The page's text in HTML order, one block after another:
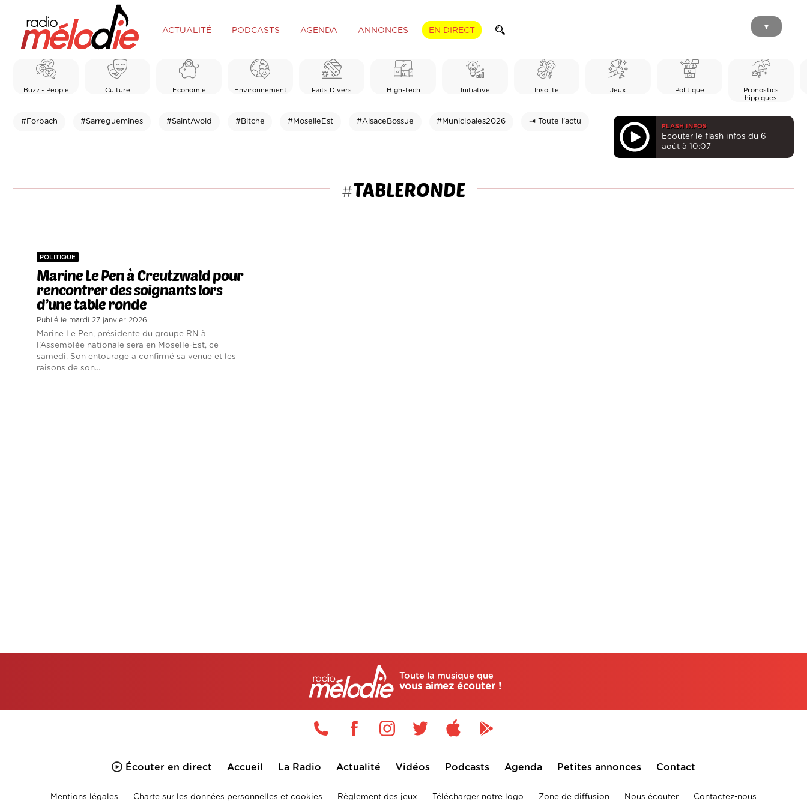
ACTUALITÉ PODCASTS AGENDA ANNONCES EN DIRECT ▼
Buzz - People Culture Economie Environnement Faits Divers High-tech Initiative Insolite Jeux Politique
Pronostics
hippiques
#Forbach #Sarreguemines #SaintAvold #Bitche #MoselleEst #AlsaceBossue #Municipales2026 ⇥ Toute l'actu
FLASH INFOS
Ecouter le flash infos du 6
août à 10:07
#TABLERONDE
POLITIQUE
Marine Le Pen à Creutzwald pour
rencontrer des soignants lors
d’une table ronde
Publié le mardi 27 janvier 2026
Marine Le Pen, présidente du groupe RN à
l’Assemblée nationale sera en Moselle-Est, ce
samedi. Son entourage a confirmé sa venue et les
raisons de son...
Toute la musique que
vous aimez écouter !
Écouter en direct Accueil La Radio Actualité Vidéos Podcasts Agenda Petites annonces Contact
Mentions légales Charte sur les données personnelles et cookies Règlement des jeux Télécharger notre logo Zone de diffusion Nous écouter Contactez-nous